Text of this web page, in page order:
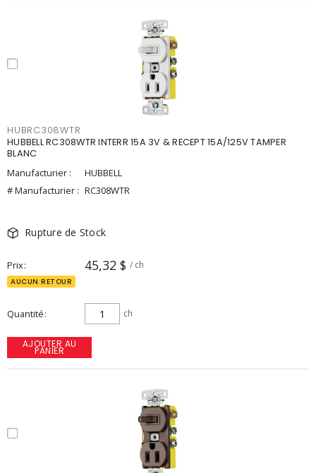
HUBRC308WTR
HUBBELL RC308WTR INTERR 15A 3V & RECEPT 15A/125V TAMPER
BLANC
Manufacturier :
HUBBELL
# Manufacturier : RC308WTR
Rupture de Stock
Prix 45,32 $ / ch
AUCUN RETOUR
Quantité ch
AJOUTER AU
PANIER